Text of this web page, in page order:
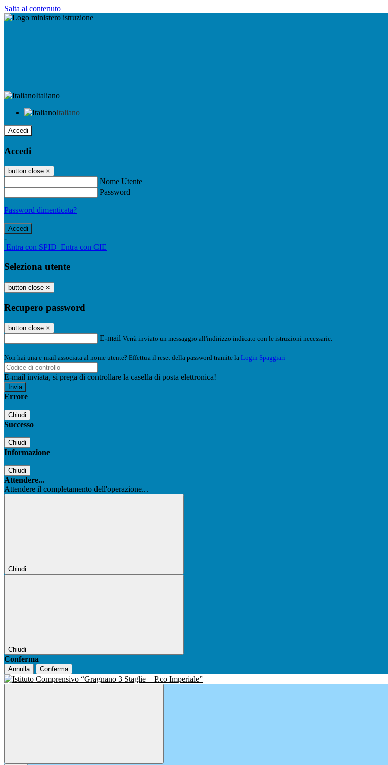
Salta al contenuto
Italiano
Italiano
Accedi
Accedi
button close ×
Nome Utente
Password
Password dimenticata?
-
Entra con SPID Entra con CIE
Seleziona utente
button close ×
Recupero password
button close ×
E-mail Verrà inviato un messaggio all'indirizzo indicato con le istruzioni necessarie.
Non hai una e-mail associata al nome utente? Effettua il reset della password tramite la Login Spaggiari
E-mail inviata, si prega di controllare la casella di posta elettronica!
Errore
Chiudi
Successo
Chiudi
Informazione
Chiudi
Attendere...
Attendere il completamento dell'operazione...
Chiudi
Chiudi
Conferma
Annulla Conferma